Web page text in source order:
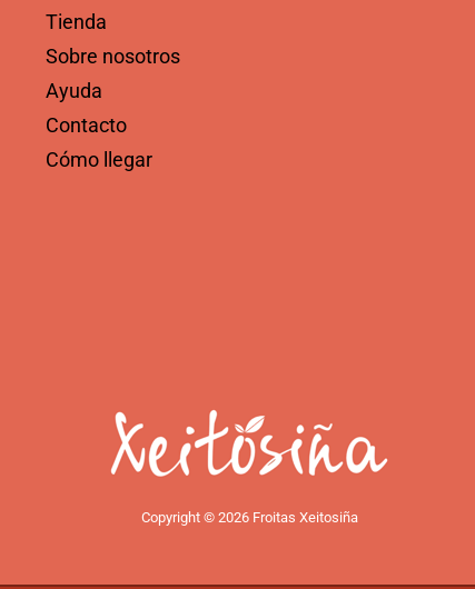
Tienda
Sobre nosotros
Ayuda
Contacto
Cómo llegar
Copyright © 2026 Froitas Xeitosiña